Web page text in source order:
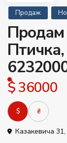
Продаж
$ 36000
$ ₴
Казакевича 31,